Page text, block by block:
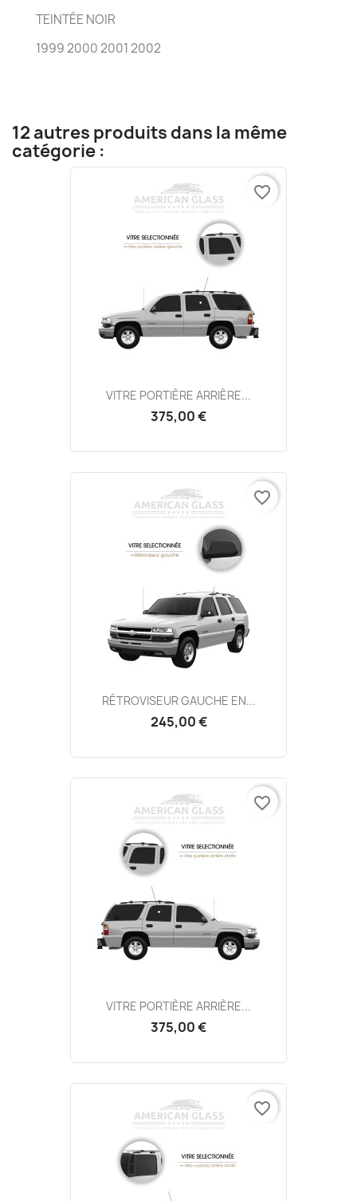
TEINTÉE NOIR
1999 2000 2001 2002
12 autres produits dans la même
catégorie :
VITRE PORTIÈRE ARRIÈRE...
375,00 €
favorite_border
RÉTROVISEUR GAUCHE EN...
245,00 €
favorite_border
VITRE PORTIÈRE ARRIÈRE...
375,00 €
favorite_border
favorite_border